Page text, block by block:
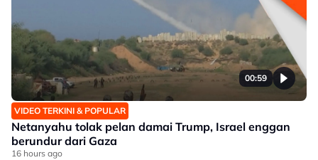
00:59
VIDEO TERKINI & POPULAR
Netanyahu tolak pelan damai Trump, Israel enggan
berundur dari Gaza
16 hours ago